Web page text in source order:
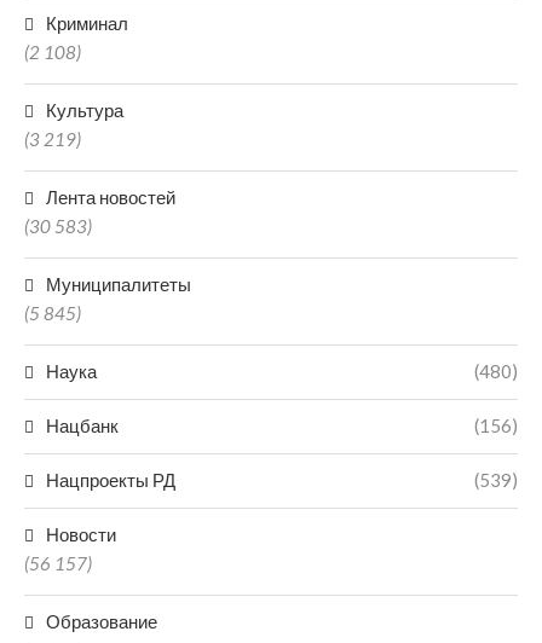
Криминал
(2 108)
Культура
(3 219)
Лента новостей
(30 583)
Муниципалитеты
(5 845)
Наука (480)
Нацбанк (156)
Нацпроекты РД (539)
Новости
(56 157)
Образование